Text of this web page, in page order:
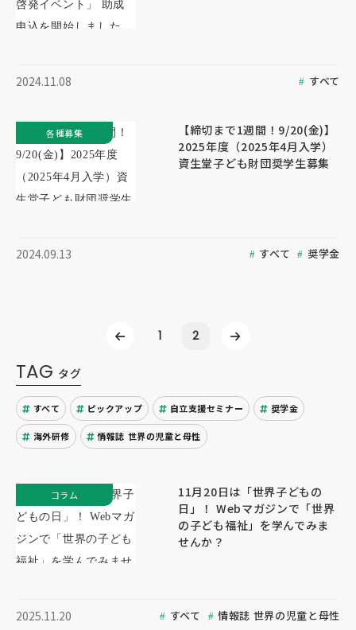
2024.11.08 すべて
【締切まで1週間！9/20(金)】
2025年度（2025年4月入学）
資生堂子ども財団奨学生募集
2024.09.13 すべて 奨学金
各種募集
1 2
TAG タグ
すべて ピックアップ 自立支援セミナー 奨学金
海外研修 情報誌 世界の児童と母性
11月20日は「世界子どもの
日」！ Webマガジンで「世界
の子ども福祉」を学んでみま
せんか？
2025.11.20 すべて 情報誌 世界の児童と母性
コラム